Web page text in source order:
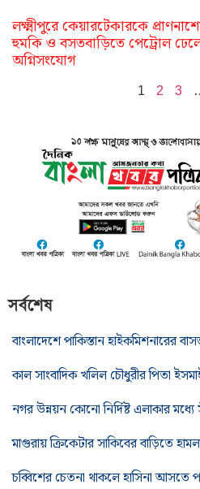
লক্ষ্মীপুরে কেয়ারটেকারকে
হুমকি ও বসতবাড়িতে পেট্রোল
অগ্নিসংযোগ
1 2 3
সর্বশেষ
বাংলাদেশে পাকিস্তান হাইকমিশনারের
কাল সাংবাদিক খলিল চৌধুরীর পিতা
নগর উন্নয়ন কোনো নির্দিষ্ট এলাকার
মাগুরায় ক্রিকেটার সাকিবের বাড়িতে
চব্বিশের চেতনা থাকলে হাসিনা আসতে